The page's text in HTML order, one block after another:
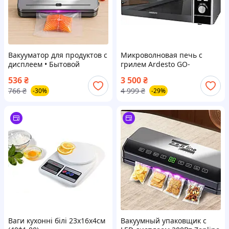
Вакууматор для продуктов с
дисплеем • Бытовой
Кухонный вакуумный
упаковщик
536₴
766 ₴ -30%
Микроволновая печь с
грилем Ardesto GO-
3 500₴
4 999 ₴ -29%
Ваги кухонні білі 23х16х4см
Вакуумный упаковщик с